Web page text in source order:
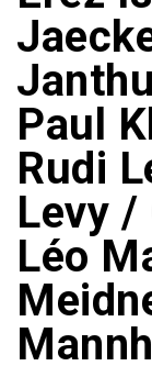
Paul
Rudi
Levy
Léo